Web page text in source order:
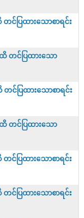
င်ပြထားသောစာရင်း
တင်ပြထားသော
င်ပြထားသောစာရင်း
တင်ပြထားသော
င်ပြထားသောစာရင်း
င်ပြထားသောစာရင်း